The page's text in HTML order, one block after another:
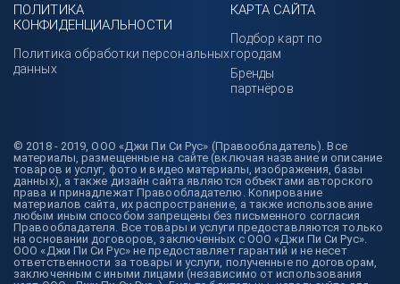
© 2018 - 2019, ООО «Джи Пи Си Рус» (Правообладатель). Все
материалы, размещенные на сайте (включая название и описание
товаров и услуг, фото и видео материалы, изображения, базы
данных), а также дизайн сайта являются объектами авторского
права и принадлежат Правообладателю. Копирование
материалов сайта, их распространение, а также использование
любым иным способом запрещены без письменного согласия
Правообладателя. Все товары и услуги предоставляются только
на основании договоров, заключенных с ООО «Джи Пи Си Рус».
ООО «Джи Пи Си Рус» не предоставляет гарантий и не несет
ответственности за товары и услуги, полученные по договорам,
заключенным с иными лицами (независимо от использования
ПОЛИТИКА
КОНФИДЕНЦИАЛЬНОСТИ
Политика обработки персональных
данных
КАРТА САЙТА
Подбор карт по
городам
Бренды
партнёров